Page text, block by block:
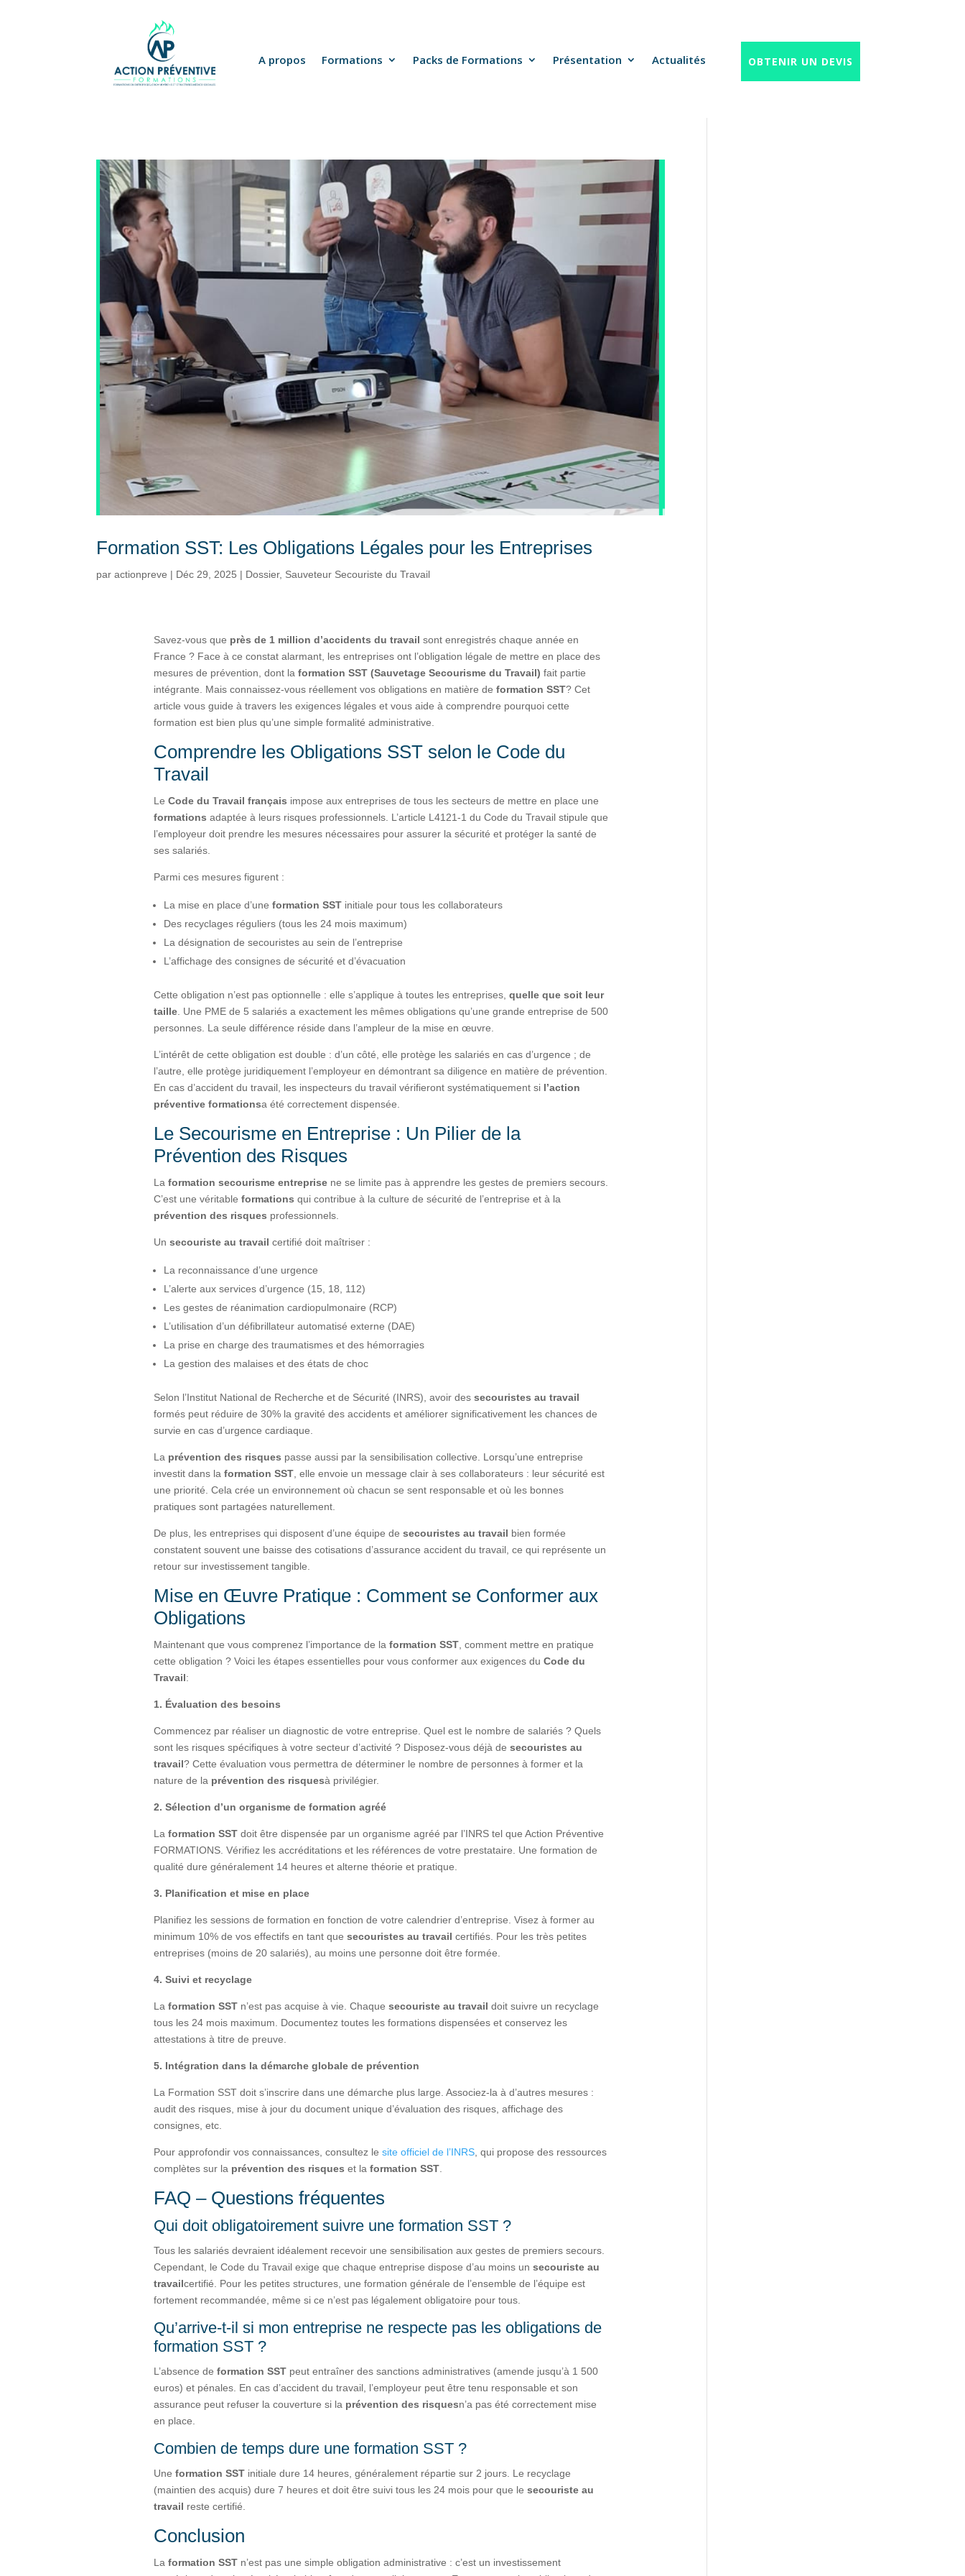
A propos Formations Packs de Formations Présentation Actualités OBTENIR UN DEVIS
Formation SST: Les Obligations Légales pour les Entreprises
paractionpreve | Déc 29, 2025 | Dossier, Sauveteur Secouriste du Travail
Savez-vous que près de 1 million d’accidents du travail sont enregistrés chaque année en
France ? Face à ce constat alarmant, les entreprises ont l’obligation légale de mettre en place des
mesures de prévention, dont la formation SST (Sauvetage Secourisme du Travail) fait partie
intégrante. Mais connaissez-vous réellement vos obligations en matière de formation SST? Cet
article vous guide à travers les exigences légales et vous aide à comprendre pourquoi cette
formation est bien plus qu’une simple formalité administrative.
Comprendre les Obligations SST selon le Code du
Travail
Le Code du Travail français impose aux entreprises de tous les secteurs de mettre en place une
formations adaptée à leurs risques professionnels. L’article L4121-1 du Code du Travail stipule que
l’employeur doit prendre les mesures nécessaires pour assurer la sécurité et protéger la santé de
ses salariés.
Parmi ces mesures figurent :
La mise en place d’une formation SST initiale pour tous les collaborateurs
Des recyclages réguliers (tous les 24 mois maximum)
La désignation de secouristes au sein de l’entreprise
L’affichage des consignes de sécurité et d’évacuation
Cette obligation n’est pas optionnelle : elle s’applique à toutes les entreprises, quelle que soit leur
taille. Une PME de 5 salariés a exactement les mêmes obligations qu’une grande entreprise de 500
personnes. La seule différence réside dans l’ampleur de la mise en œuvre.
L’intérêt de cette obligation est double : d’un côté, elle protège les salariés en cas d’urgence ; de
l’autre, elle protège juridiquement l’employeur en démontrant sa diligence en matière de prévention.
En cas d’accident du travail, les inspecteurs du travail vérifieront systématiquement si l’action
préventive formationsa été correctement dispensée.
Le Secourisme en Entreprise : Un Pilier de la
Prévention des Risques
La formation secourisme entreprise ne se limite pas à apprendre les gestes de premiers secours.
C’est une véritable formations qui contribue à la culture de sécurité de l’entreprise et à la
prévention des risques professionnels.
Un secouriste au travail certifié doit maîtriser :
La reconnaissance d’une urgence
L’alerte aux services d’urgence (15, 18, 112)
Les gestes de réanimation cardiopulmonaire (RCP)
L’utilisation d’un défibrillateur automatisé externe (DAE)
La prise en charge des traumatismes et des hémorragies
La gestion des malaises et des états de choc
Selon l’Institut National de Recherche et de Sécurité (INRS), avoir des secouristes au travail
formés peut réduire de 30% la gravité des accidents et améliorer significativement les chances de
survie en cas d’urgence cardiaque.
La prévention des risques passe aussi par la sensibilisation collective. Lorsqu’une entreprise
investit dans la formation SST, elle envoie un message clair à ses collaborateurs : leur sécurité est
une priorité. Cela crée un environnement où chacun se sent responsable et où les bonnes
pratiques sont partagées naturellement.
De plus, les entreprises qui disposent d’une équipe de secouristes au travail bien formée
constatent souvent une baisse des cotisations d’assurance accident du travail, ce qui représente un
retour sur investissement tangible.
Mise en Œuvre Pratique : Comment se Conformer aux
Obligations
Maintenant que vous comprenez l’importance de la formation SST, comment mettre en pratique
cette obligation ? Voici les étapes essentielles pour vous conformer aux exigences du Code du
Travail:
1. Évaluation des besoins
Commencez par réaliser un diagnostic de votre entreprise. Quel est le nombre de salariés ? Quels
sont les risques spécifiques à votre secteur d’activité ? Disposez-vous déjà de secouristes au
travail? Cette évaluation vous permettra de déterminer le nombre de personnes à former et la
nature de la prévention des risquesà privilégier.
2. Sélection d’un organisme de formation agréé
La formation SST doit être dispensée par un organisme agréé par l’INRS tel que Action Préventive
FORMATIONS. Vérifiez les accréditations et les références de votre prestataire. Une formation de
qualité dure généralement 14 heures et alterne théorie et pratique.
3. Planification et mise en place
Planifiez les sessions de formation en fonction de votre calendrier d’entreprise. Visez à former au
minimum 10% de vos effectifs en tant que secouristes au travail certifiés. Pour les très petites
entreprises (moins de 20 salariés), au moins une personne doit être formée.
4. Suivi et recyclage
La formation SST n’est pas acquise à vie. Chaque secouriste au travail doit suivre un recyclage
tous les 24 mois maximum. Documentez toutes les formations dispensées et conservez les
attestations à titre de preuve.
5. Intégration dans la démarche globale de prévention
La Formation SST doit s’inscrire dans une démarche plus large. Associez-la à d’autres mesures :
audit des risques, mise à jour du document unique d’évaluation des risques, affichage des
consignes, etc.
Pour approfondir vos connaissances, consultez le site officiel de l’INRS, qui propose des ressources
complètes sur la prévention des risques et la formation SST.
FAQ – Questions fréquentes
Qui doit obligatoirement suivre une formation SST ?
Tous les salariés devraient idéalement recevoir une sensibilisation aux gestes de premiers secours.
Cependant, le Code du Travail exige que chaque entreprise dispose d’au moins un secouriste au
travailcertifié. Pour les petites structures, une formation générale de l’ensemble de l’équipe est
fortement recommandée, même si ce n’est pas légalement obligatoire pour tous.
Qu’arrive-t-il si mon entreprise ne respecte pas les obligations de
formation SST ?
L’absence de formation SST peut entraîner des sanctions administratives (amende jusqu’à 1 500
euros) et pénales. En cas d’accident du travail, l’employeur peut être tenu responsable et son
assurance peut refuser la couverture si la prévention des risquesn’a pas été correctement mise
en place.
Combien de temps dure une formation SST ?
Une formation SST initiale dure 14 heures, généralement répartie sur 2 jours. Le recyclage
(maintien des acquis) dure 7 heures et doit être suivi tous les 24 mois pour que le secouriste au
travail reste certifié.
Conclusion
La formation SST n’est pas une simple obligation administrative : c’est un investissement